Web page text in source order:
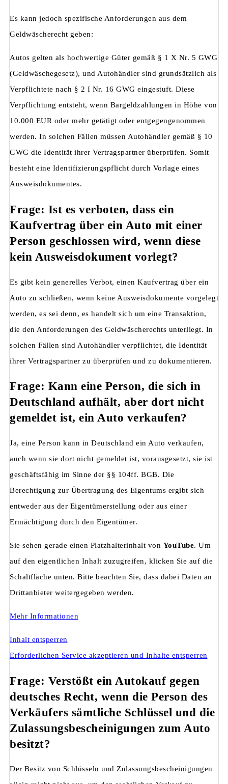
Es kann jedoch spezifische Anforderungen aus dem
Geldwäscherecht geben:
Autos gelten als hochwertige Güter gemäß § 1 X Nr. 5 GWG
(Geldwäschegesetz), und Autohändler sind grundsätzlich als
Verpflichtete nach § 2 I Nr. 16 GWG eingestuft. Diese
Verpflichtung entsteht, wenn Bargeldzahlungen in Höhe von
10.000 EUR oder mehr getätigt oder entgegengenommen
werden. In solchen Fällen müssen Autohändler gemäß § 10
GWG die Identität ihrer Vertragspartner überprüfen. Somit
besteht eine Identifizierungspflicht durch Vorlage eines
Ausweisdokumentes.
Frage: Ist es verboten, dass ein
Kaufvertrag über ein Auto mit einer
Person geschlossen wird, wenn diese
kein Ausweisdokument vorlegt?
Es gibt kein generelles Verbot, einen Kaufvertrag über ein
Auto zu schließen, wenn keine Ausweisdokumente vorgelegt
werden, es sei denn, es handelt sich um eine Transaktion,
die den Anforderungen des Geldwäscherechts unterliegt. In
solchen Fällen sind Autohändler verpflichtet, die Identität
ihrer Vertragspartner zu überprüfen und zu dokumentieren.
Frage: Kann eine Person, die sich in
Deutschland aufhält, aber dort nicht
gemeldet ist, ein Auto verkaufen?
Ja, eine Person kann in Deutschland ein Auto verkaufen,
auch wenn sie dort nicht gemeldet ist, vorausgesetzt, sie ist
geschäftsfähig im Sinne der §§ 104ff. BGB. Die
Berechtigung zur Übertragung des Eigentums ergibt sich
entweder aus der Eigentümerstellung oder aus einer
Ermächtigung durch den Eigentümer.
Sie sehen gerade einen Platzhalterinhalt von YouTube. Um
auf den eigentlichen Inhalt zuzugreifen, klicken Sie auf die
Schaltfläche unten. Bitte beachten Sie, dass dabei Daten an
Drittanbieter weitergegeben werden.
Mehr Informationen
Inhalt entsperren
Erforderlichen Service akzeptieren und Inhalte entsperren
Frage: Verstößt ein Autokauf gegen
deutsches Recht, wenn die Person des
Verkäufers sämtliche Schlüssel und die
Zulassungsbescheinigungen zum Auto
besitzt?
Der Besitz von Schlüsseln und Zulassungsbescheinigungen